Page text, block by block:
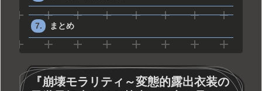
まとめ
『崩壊モラリティ～変態的露出衣装の